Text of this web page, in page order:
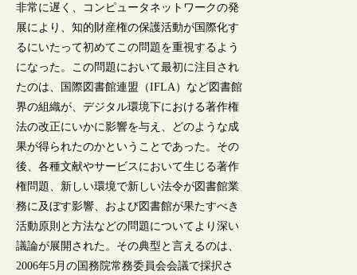
非常に遅く、コンピュータネットワークの発
展により、知的財産権の保護活動が国際化す
るにいたって初めてこの問題を重視するよう
になった。この問題において最初に注目され
たのは、国際図書館連盟（IFLA）など図書館
界の組織が、デジタル環境下における著作権
法の改正にいかに影響を与え、どのような成
果が得られたのかということであった。その
後、各種文献やサービスにおいて生じる著作
権問題、新しい環境で新しい法令が図書館業
務に及ぼす影響、および図書館が果たすべき
活動原則と方法などの問題についてより深い
議論が展開された。その典型と言えるのは、
2006年5月の国務院常務委員会会議で採択さ